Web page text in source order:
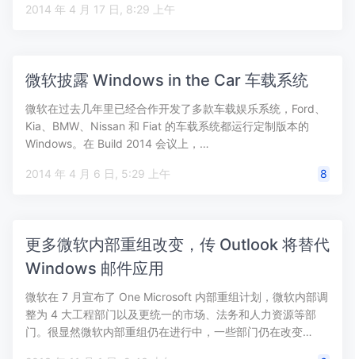
2014 年 4 月 17 日, 8:29 上午
微软披露 Windows in the Car 车载系统
微软在过去几年里已经合作开发了多款车载娱乐系统，Ford、
Kia、BMW、Nissan 和 Fiat 的车载系统都运行定制版本的
Windows。在 Build 2014 会议上，…
2014 年 4 月 6 日, 5:29 上午 8
更多微软内部重组改变，传 Outlook 将替代
Windows 邮件应用
微软在 7 月宣布了 One Microsoft 内部重组计划，微软内部调
整为 4 大工程部门以及更统一的市场、法务和人力资源等部
门。很显然微软内部重组仍在进行中，一些部门仍在改变…